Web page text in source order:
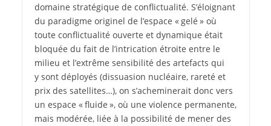
domaine stratégique de conflictualité. S’éloignant
du paradigme originel de l’espace « gelé » où
toute conflictualité ouverte et dynamique était
bloquée du fait de l’intrication étroite entre le
milieu et l’extrême sensibilité des artefacts qui
y sont déployés (dissuasion nucléaire, rareté et
prix des satellites…), on s’acheminerait donc vers
un espace « fluide », où une violence permanente,
mais modérée, liée à la possibilité de mener des